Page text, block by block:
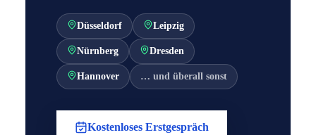
Düsseldorf Leipzig
Nürnberg Dresden
Hannover … und überall sonst
Kostenloses Erstgespräch